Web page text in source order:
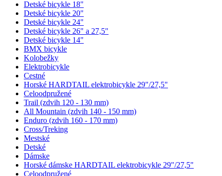
Detské bicykle 18"
Detské bicykle 20"
Detské bicykle 24"
Detské bicykle 26" a 27,5"
Detské bicykle 14"
BMX bicykle
Kolobežky
Elektrobicykle
Cestné
Horské HARDTAIL elektrobicykle 29"/27,5"
Celoodpružené
Trail (zdvih 120 - 130 mm)
All Mountain (zdvih 140 - 150 mm)
Enduro (zdvih 160 - 170 mm)
Cross/Treking
Mestské
Detské
Dámske
Horské dámske HARDTAIL elektrobicykle 29"/27,5"
Celoodpružené